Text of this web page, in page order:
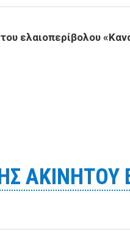
ελαιοπερίβολου
εκμίσθωση του